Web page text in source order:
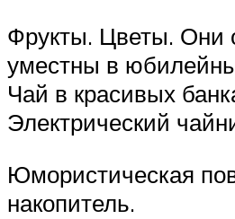
Фрукты. Цветы. Они
уместны в
Чай в красивых
Электрический
Юмористическая
накопитель.